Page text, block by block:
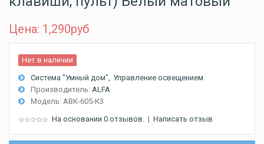
Цена: 1,290руб
Нет в наличии
Система "Умный дом"
Управление освещением
Производитель: ALFA
Модель: АВК-605-К3
На основании 0 отзывов. | Написать отзыв